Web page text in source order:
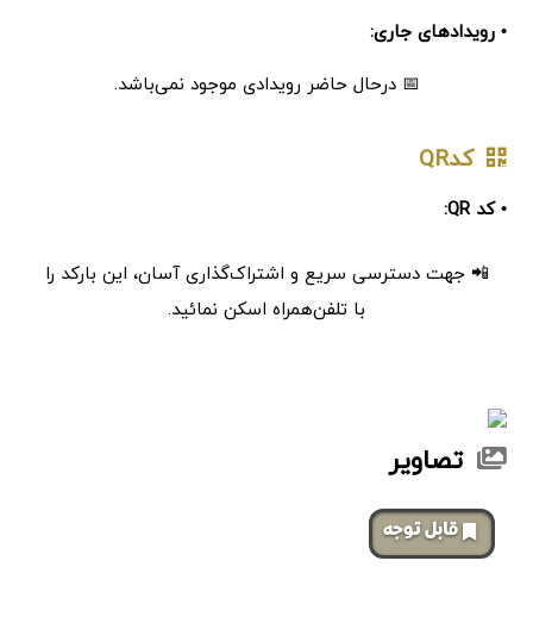
• رویدادهای جاری:
📅 درحال حاضر رویدادی موجود نمی‌باشد.
کدQR
• کد QR:
📲 جهت دسترسی سریع و اشتراک‌گذاری آسان، این بارکد را
با تلفن‌همراه اسکن نمائید.
تصاویر
‌قابل توجه